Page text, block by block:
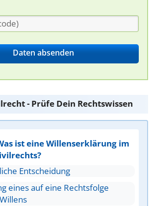
- Prüfe Dein Rechtswissen
ist eine Willenserklärung im
Entscheidung
eines auf eine Rechtsfolge